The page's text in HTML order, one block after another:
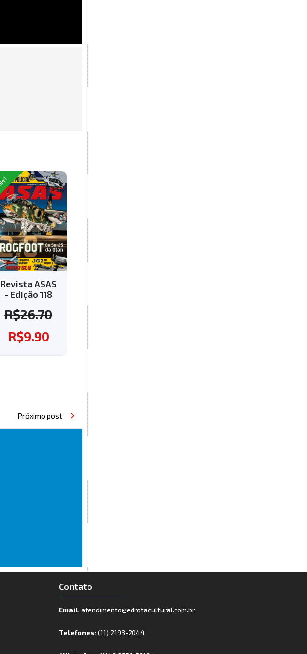
Revista ASAS
- Edição 143 -
cupom "143" e
grátis!
Próximo post
Contato
Email:atendimento@edrotacultural.com.br
Telefones:(11) 2193-2044